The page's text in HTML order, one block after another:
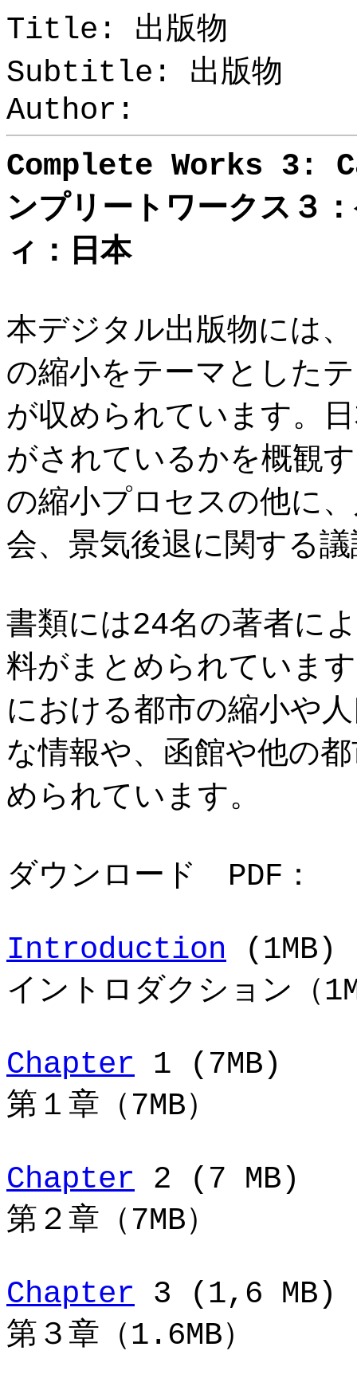
Title: 出版物
Subtitle: 出版物
Author:
Complete Works 3:
ンプリートワークス３
ィ：日本
本デジタル出版物には
の縮小をテーマとした
が収められています。
がされているかを概観
の縮小プロセスの他に
会、景気後退に関する
書類には24名の著者に
料がまとめられていま
における都市の縮小や
な情報や、函館や他の
められています。
ダウンロード PDF：
Introduction (1MB)
イントロダクション（
Chapter 1 (7MB)
第１章（7MB）
Chapter 2 (7 MB)
第２章（7MB）
Chapter 3 (1,6 MB)
第３章（1.6MB）